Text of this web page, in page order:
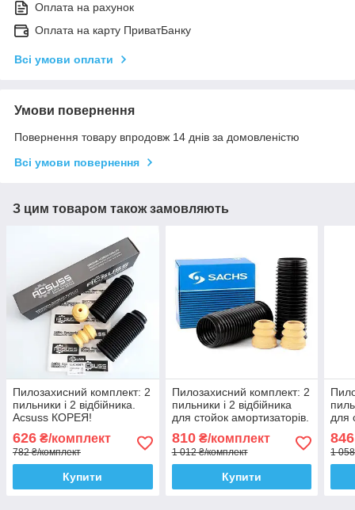
Оплата на рахунок
Оплата на карту ПриватБанку
Всі умови оплати
Умови повернення
Повернення товару впродовж 14 днів за домовленістю
Всі умови повернення
З цим товаром також замовляють
Пилозахисний комплект: 2
пильники і 2 відбійника.
Acsuss КОРЕЯ!
626 ₴/комплект
782 ₴/комплект
Купити
Пилозахисний комплект: 2
пильники і 2 відбійника
для стойок амортизаторів.
810₴/комплект
1 012 ₴/комплект
Купити
для
846
1